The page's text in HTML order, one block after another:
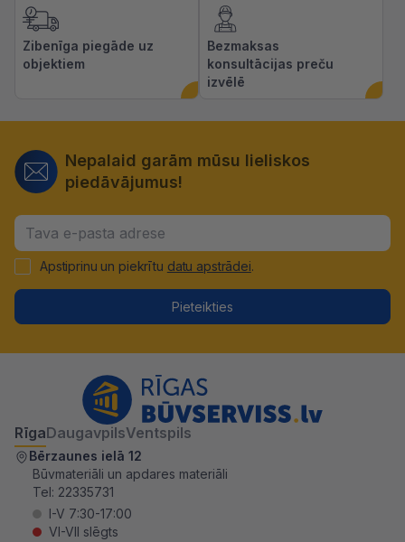
Zibenīga piegāde uz
objektiem
Bezmaksas
konsultācijas preču
izvēlē
Nepalaid garām mūsu lieliskos
piedāvājumus!
Apstiprinu un piekrītu datu apstrādei.
Pieteikties
RīgaDaugavpilsVentspils
Bērzaunes ielā 12
Būvmateriāli un apdares materiāli
Tel: 22335731
I-V 7:30-17:00
VI-VII slēgts